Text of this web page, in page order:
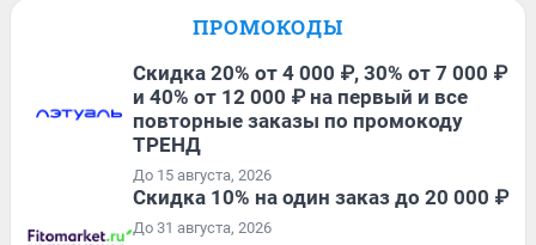
ПРОМОКОДЫ
Скидка 20% от 4 000 ₽, 30% от 7 000 ₽
и 40% от 12 000 ₽ на первый и все
повторные заказы по промокоду
ТРЕНД
До 15 августа, 2026
Скидка 10% на один заказ до 20 000 ₽
До 31 августа, 2026